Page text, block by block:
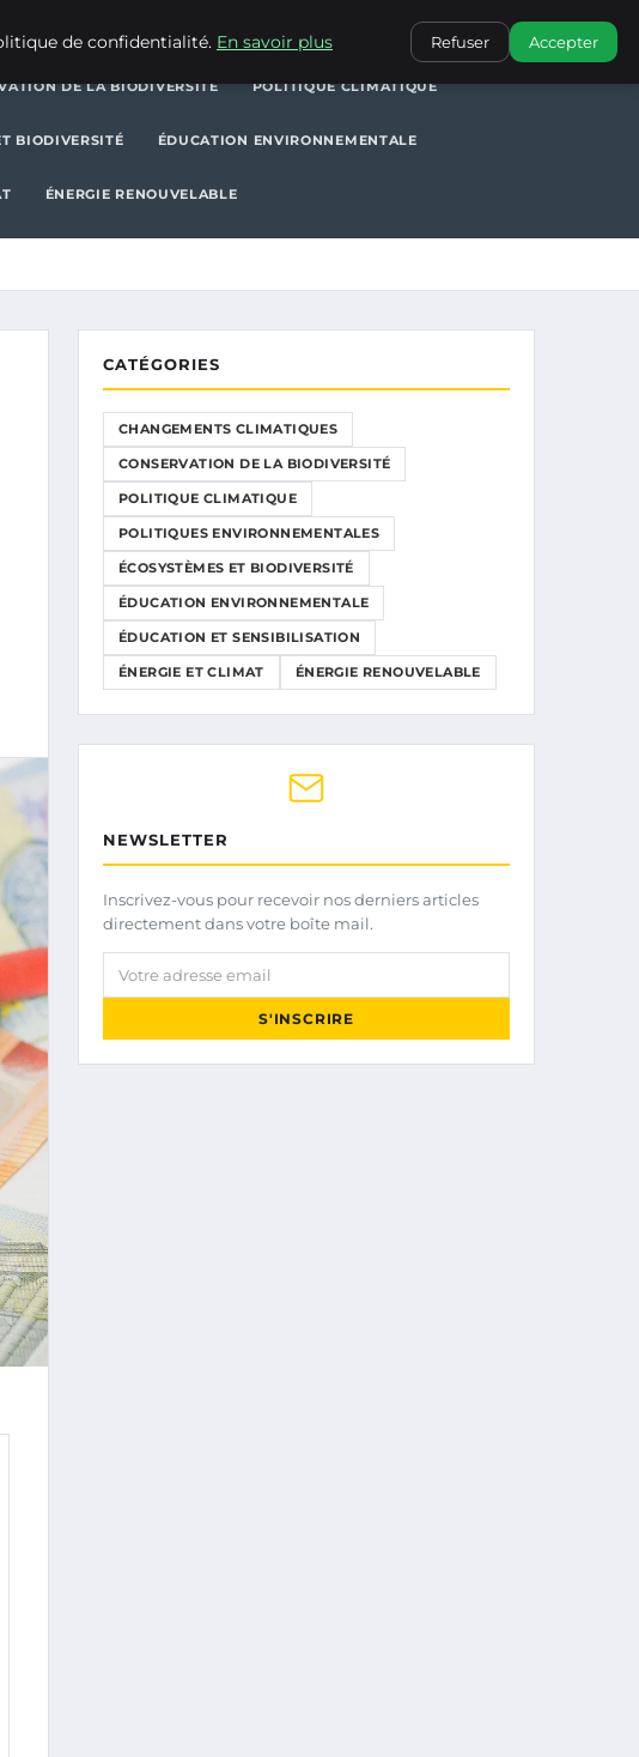
POLITIQUES ENVIRONNEMENTALES
DE LA BIODIVERSITÉ POLITIQUE CLIMATIQUE
BIODIVERSITÉ ÉDUCATION ENVIRONNEMENTALE
ÉNERGIE RENOUVELABLE
CATÉGORIES
CHANGEMENTS CLIMATIQUES
CONSERVATION DE LA BIODIVERSITÉ
POLITIQUE CLIMATIQUE
POLITIQUES ENVIRONNEMENTALES
ÉCOSYSTÈMES ET BIODIVERSITÉ
ÉDUCATION ENVIRONNEMENTALE
ÉDUCATION ET SENSIBILISATION
ÉNERGIE ET CLIMAT ÉNERGIE RENOUVELABLE
NEWSLETTER
Inscrivez-vous pour recevoir nos derniers articles
directement dans votre boîte mail.
Votre adresse email
S'INSCRIRE
de confidentialité. En savoir plus Refuser Accepter